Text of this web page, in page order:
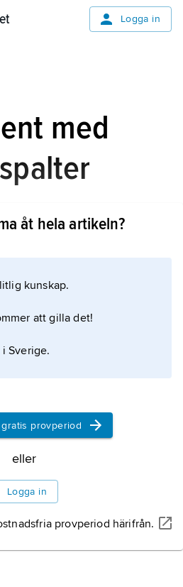
Logga in
med
än här och än där på
(enfärgat) ljus blir
mycket svärtade, och
om artikeln
åt hela artikeln?
kunskap.
att gilla det!
Sverige.
gratis provperiod
eller
Logga in
provperiod härifrån.